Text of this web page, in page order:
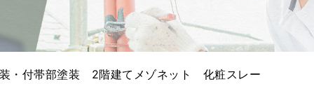
・付帯部塗装 2階建てメゾネット 化粧スレー